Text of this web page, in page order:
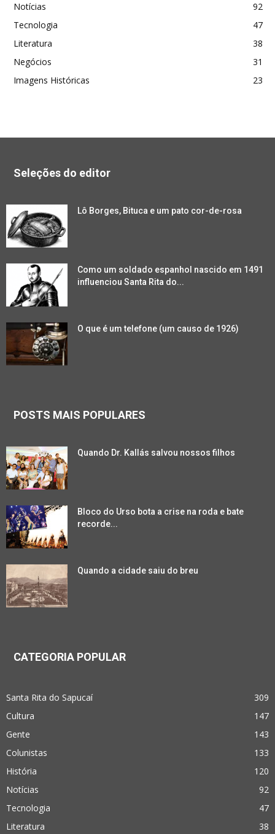
Notícias
92
Tecnologia
47
Literatura
38
Negócios
31
Imagens Históricas
23
Seleções do editor
Lô Borges, Bituca e um pato cor-de-rosa
Como um soldado espanhol nascido em 1491
influenciou Santa Rita do...
O que é um telefone (um causo de 1926)
POSTS MAIS POPULARES
Quando Dr. Kallás salvou nossos filhos
Bloco do Urso bota a crise na roda e bate
recorde...
Quando a cidade saiu do breu
CATEGORIA POPULAR
Santa Rita do Sapucaí
309
Cultura
147
Gente
143
Colunistas
133
História
120
Notícias
92
Tecnologia
47
Literatura
38